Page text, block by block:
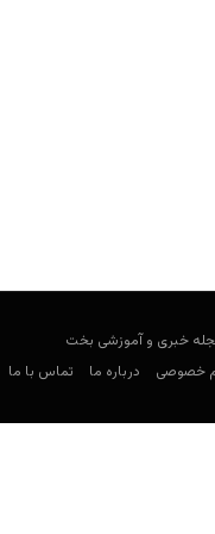
خصوصی
درباره ما تماس با ما